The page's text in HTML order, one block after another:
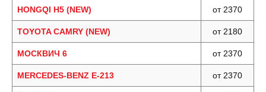
HONGQI H5 (NEW) от 2370
TOYOTA CAMRY (NEW) от 2180
МОСКВИЧ 6 от 2370
MERCEDES-BENZ E-213 от 2370